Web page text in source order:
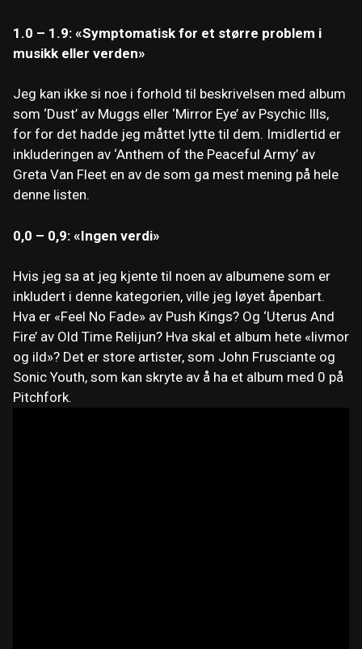
1.0 – 1.9: «Symptomatisk for et større problem i
musikk eller verden»
Jeg kan ikke si noe i forhold til beskrivelsen med album
som ‘Dust’ av Muggs eller ‘Mirror Eye’ av Psychic Ills,
for for det hadde jeg måttet lytte til dem. Imidlertid er
inkluderingen av ‘Anthem of the Peaceful Army’ av
Greta Van Fleet en av de som ga mest mening på hele
denne listen.
0,0 – 0,9: «Ingen verdi»
Hvis jeg sa at jeg kjente til noen av albumene som er
inkludert i denne kategorien, ville jeg løyet åpenbart.
Hva er «Feel No Fade» av Push Kings? Og ‘Uterus And
Fire’ av Old Time Relijun? Hva skal et album hete «livmor
og ild»? Det er store artister, som John Frusciante og
Sonic Youth, som kan skryte av å ha et album med 0 på
Pitchfork.